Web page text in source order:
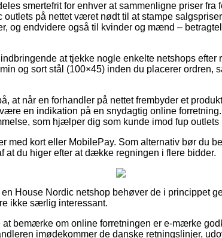
smertefrit for enhver at sammenligne priser fra
outlets på nettet været nødt til at stampe
og endvidere også til kvinder og mænd –
at tjekke nogle enkelte netshops efter
og sort stål (100×45) inden du placerer ordren,
at når en forhandler på nettet frembyder et
en indikation på en snydagtig online
som hjælper dig som kunde imod fup outlets
med kort eller MobilePay. Som alternativ bør du
du higer efter at dække regningen i flere bidder.
House Nordic netshop behøver de i princippet
ikke særlig interessant.
bemærke om online forretningen er e-mærke
imødekommer de danske retningslinjer,